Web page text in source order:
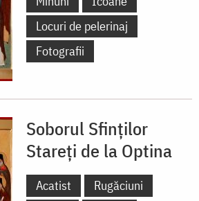
Locuri de pelerinaj
Fotografii
Soborul Sfinților
Stareți de la Optina
Acatist
Rugăciuni